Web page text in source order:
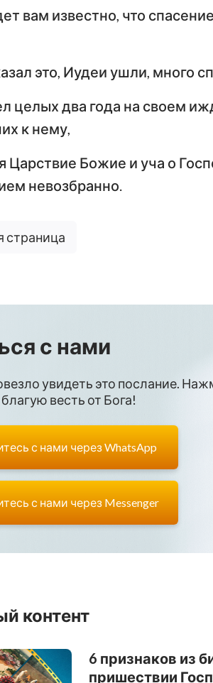
вам известно, что
это, Иудеи ушли, много
целых два года на своем
к нему,
Царствие Божие и уча о
невозбранно.
с нами
увидеть это послание.
весть от Бога!
с нами через WhatsApp
с нами через Messenger
контент
6 признаков из
пришествии